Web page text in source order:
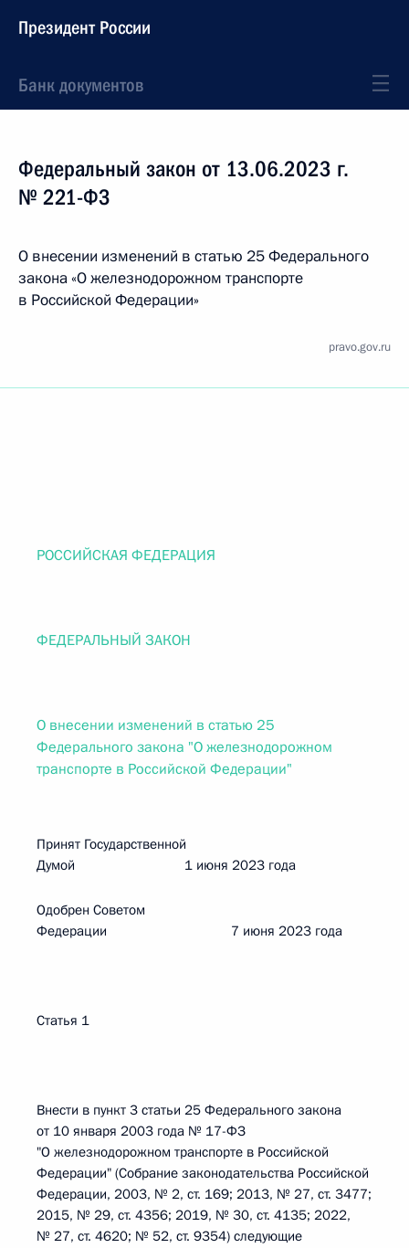
Президент России
Банк документов
Федеральный закон от 13.06.2023 г.
№ 221-ФЗ
О внесении изменений в статью 25 Федерального
закона «О железнодорожном транспорте
в Российской Федерации»
pravo.gov.ru
РОССИЙСКАЯ ФЕДЕРАЦИЯ
ФЕДЕРАЛЬНЫЙ ЗАКОН
О внесении изменений в статью 25
Федерального закона "О железнодорожном
транспорте в Российской Федерации"
Принят Государственной
Думой 1 июня 2023 года
Одобрен Советом
Федерации 7 июня 2023 года
Статья 1
Внести в пункт 3 статьи 25 Федерального закона
от 10 января 2003 года № 17-ФЗ
"О железнодорожном транспорте в Российской
Федерации" (Собрание законодательства Российской
Федерации, 2003, № 2, ст. 169; 2013, № 27, ст. 3477;
2015, № 29, ст. 4356; 2019, № 30, ст. 4135; 2022,
№ 27, ст. 4620; № 52, ст. 9354) следующие